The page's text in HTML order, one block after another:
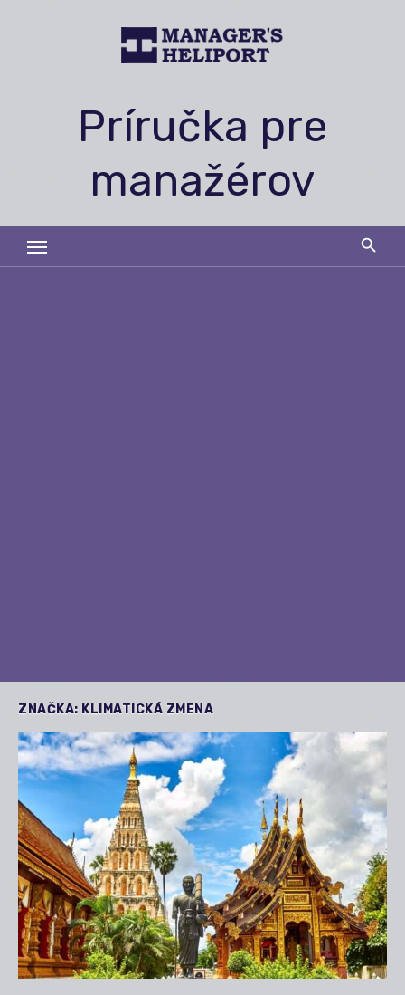
Príručka pre
manažérov
ZNAČKA: KLIMATICKÁ ZMENA